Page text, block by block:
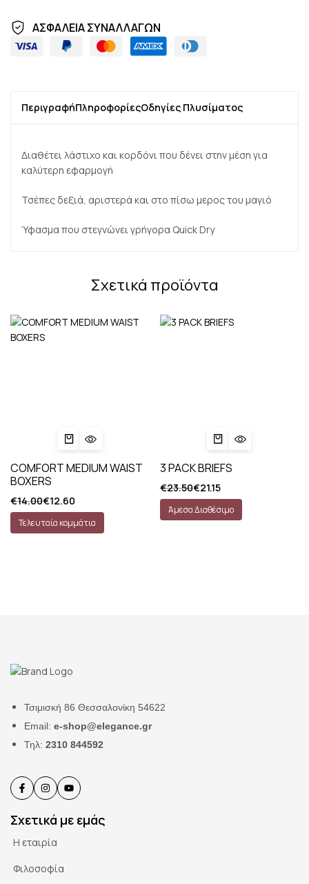
ΑΣΦΑΛΕΙΑ ΣΥΝΑΛΛΑΓΩΝ
ΠεριγραφήΠληροφορίεςΟδηγίες Πλυσίματος
Διαθέτει λάστιχο και κορδόνι που δένει στην μέση για
καλύτερη εφαρμογή
Τσέπες δεξιά, αριστερά και στο πίσω μερος του μαγιό
Ύφασμα που στεγνώνει γρήγορα Quick Dry
Σχετικά προϊόντα
COMFORT MEDIUM WAIST
BOXERS
€14.00€12.60
Τελευταία κομμάτια
3 PACK BRIEFS
€23.50€21.15
Άμεσα Διαθέσιμο
Τσιμισκή 86 Θεσσαλονίκη 54622
Email: e-shop@elegance.gr
Τηλ: 2310 844592
Σχετικά με εμάς
Η εταιρία
Φιλοσοφία